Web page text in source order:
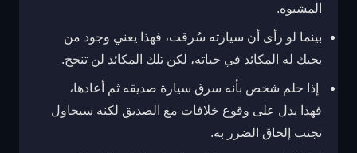
المشبوه.
بينما لو رأى أن سيارته سُرقت، فهذا يعني وجود من
يحيك له المكائد في حياته، لكن تلك المكائد لن تنجح.
إذا حلم شخص بأنه سرق سيارة صديقه ثم أعادها،
فهذا يدل على وقوع خلافات مع الصديق لكنه سيحاول
تجنب إلحاق الضرر به.